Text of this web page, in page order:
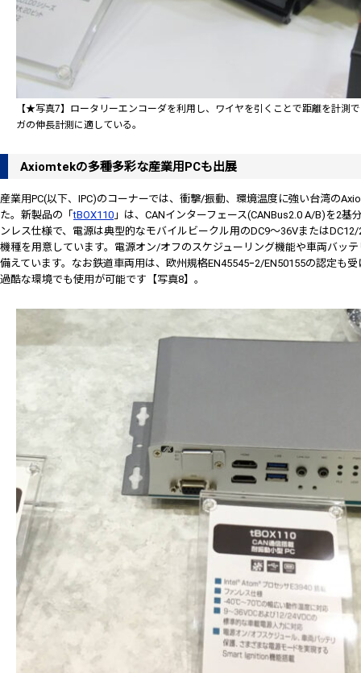
【★写真7】ロータリーエンコーダを利用し、ワイヤを引くことで距離を計測
ガの伸長計測に適している。
Axiomtekの多種多彩な産業用PCも出展
産業用PC(以下、IPC)のコーナーでは、衝撃/振動、環境温度に強い台湾の
た。新製品の「tBOX110 」は、CANインターフェース(CANBus2.0 A/B)を2
ンレス仕様で、電源は典型的なモバイルビークル用のDC9～36Vまたは
機種を用意しています。電源オン/オフのスケジューリング機能や車両バッ
備えています。なお鉄道車両用は、欧州規格EN45545ｰ2/EN50155の認定も
過酷な環境でも使用が可能です【写真8】。